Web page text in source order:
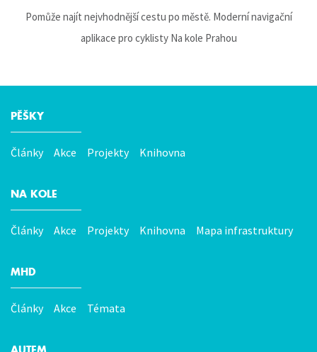
Pomůže najít nejvhodnější cestu po městě. Moderní navigační
aplikace pro cyklisty Na kole Prahou
Hlavní
menu
PĚŠKY
Články Akce Projekty Knihovna
NA KOLE
Články Akce Projekty Knihovna Mapa infrastruktury
MHD
Články Akce Témata